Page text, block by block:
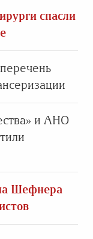
спасли
и АНО
Шефнера